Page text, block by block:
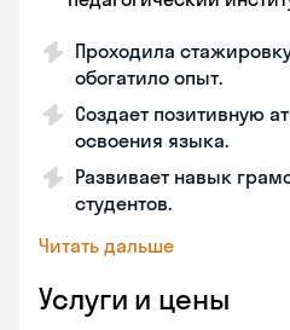
Проходила
обогатило опыт.
Создает позитивную
освоения языка.
Развивает навык
студентов.
Читать дальше
Услуги и цены